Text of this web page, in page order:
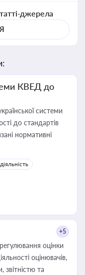
джерела
КВЕД до
системи
до стандартів
нормативні
+5
оцінки
оцінювачів,
звітністю та